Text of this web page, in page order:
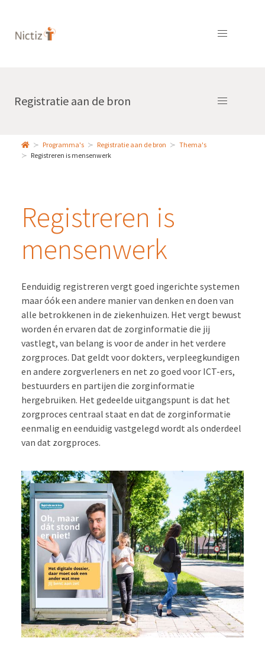
Registratie aan de bron
Programma's Registratie aan de bron
Thema's
Registreren is mensenwerk
Registreren is
mensenwerk
Eenduidig registreren vergt goed ingerichte systemen
maar óók een andere manier van denken en doen van
alle betrokkenen in de ziekenhuizen. Het vergt bewust
worden én ervaren dat de zorginformatie die jij
vastlegt, van belang is voor de ander in het verdere
zorgproces. Dat geldt voor dokters, verpleegkundigen
en andere zorgverleners en net zo goed voor ICT-ers,
bestuurders en partijen die zorginformatie
hergebruiken. Het gedeelde uitgangspunt is dat het
zorgproces centraal staat en dat de zorginformatie
eenmalig en eenduidig vastgelegd wordt als onderdeel
van dat zorgproces.